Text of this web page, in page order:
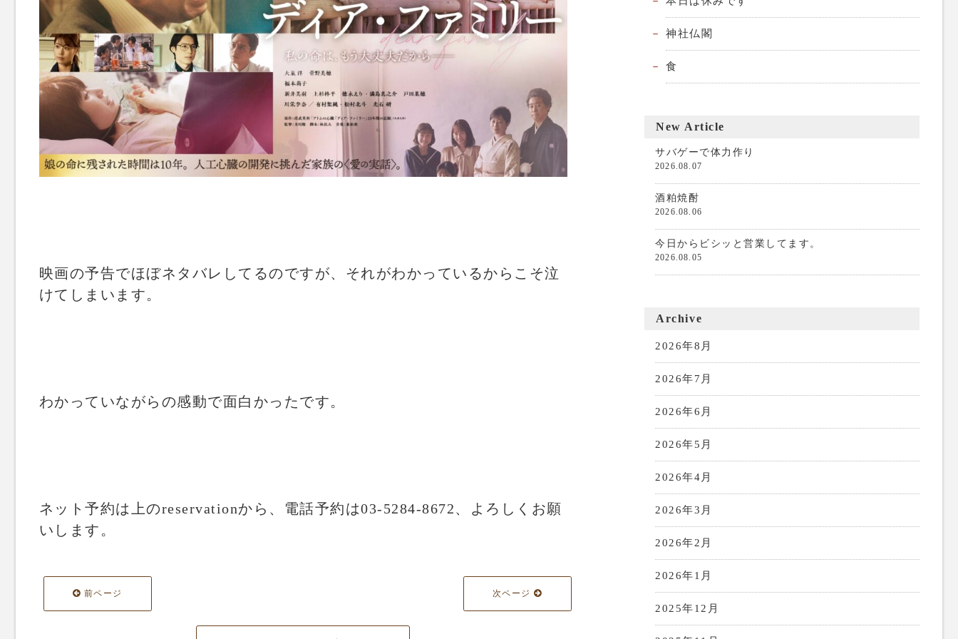
映画の予告でほぼネタバレしてるのですが、それがわかっているからこそ泣
けてしまいます。
わかっていながらの感動で面白かったです。
ネット予約は上のreservationから、電話予約は03-5284-8672、よろしくお願
いします。
前ページ 次ページ
神社仏閣
食
New Article
サバゲーで体力作り
2026.08.07
酒粕焼酎
2026.08.06
今日からビシッと営業してます。
2026.08.05
Archive
2026年8月
2026年7月
2026年6月
2026年5月
2026年4月
2026年3月
2026年2月
2026年1月
2025年12月